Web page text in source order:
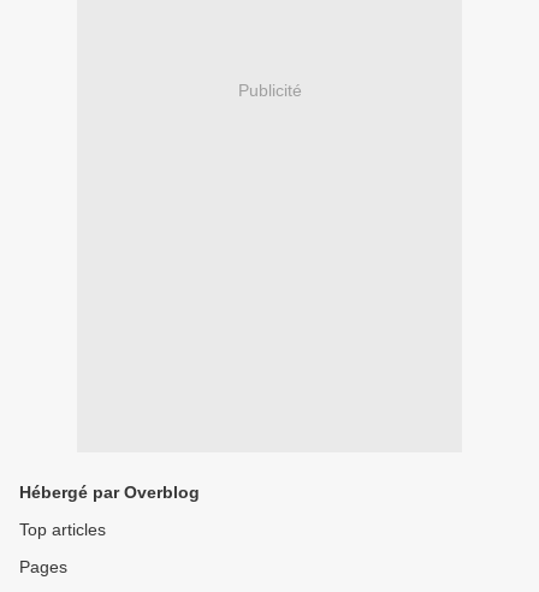
Publicité
Hébergé par Overblog
Top articles
Pages